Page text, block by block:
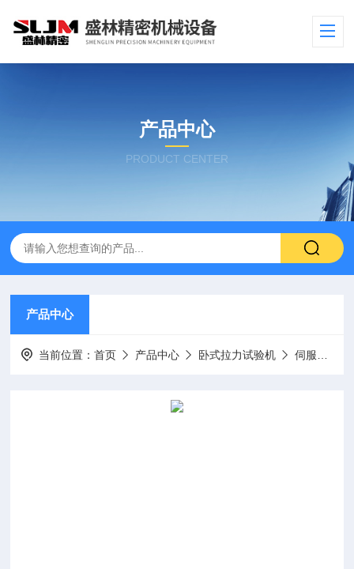
产品中心
PRODUCT CENTER
产品中心
当前位置：首页 产品中心 卧式拉力试验机 伺服卧式拉力试验机